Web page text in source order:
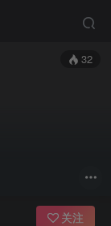
32
关注